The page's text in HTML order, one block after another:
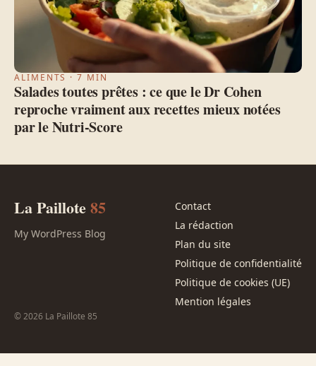
ALIMENTS · 7 MIN
Salades toutes prêtes : ce que le Dr Cohen
reproche vraiment aux recettes mieux notées
par le Nutri-Score
La Paillote85
My WordPress Blog
Contact
La rédaction
Plan du site
Politique de confidentialité
Politique de cookies (UE)
Mention légales
© 2026 La Paillote 85